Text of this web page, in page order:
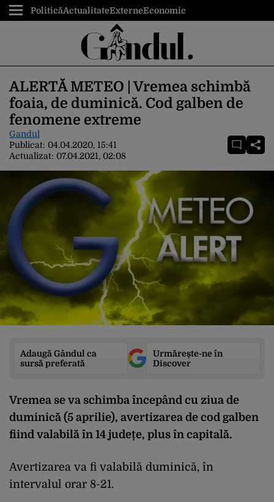
PoliticăActualitateExterneEconomic
ALERTĂ METEO | Vremea schimbă
foaia, de duminică. Cod galben de
fenomene extreme
Gandul
Publicat: 04.04.2020, 15:41
Actualizat: 07.04.2021, 02:08
Adaugă Gândul ca
sursă preferată
Urmărește-ne în
Discover
Vremea se va schimba începând cu ziua de
duminică (5 aprilie), avertizarea de cod galben
fiind valabilă în 14 județe, plus în capitală.
Avertizarea va fi valabilă duminică, în
intervalul orar 8-21.